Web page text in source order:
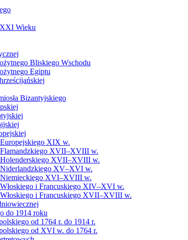
Wieku
Bliskiego Wschodu
Egiptu
Bizantyjskiego
XIX w.
XVII–XVIII w.
XVII–XVIII w.
XV–XVI w.
XVI–XVIII w.
i Francuskiego XIV–XVI w.
i Francuskiego XVII–XVIII w.
do 1914 roku
od 1764 r. do 1914 r.
od XVI w. do 1764 r.